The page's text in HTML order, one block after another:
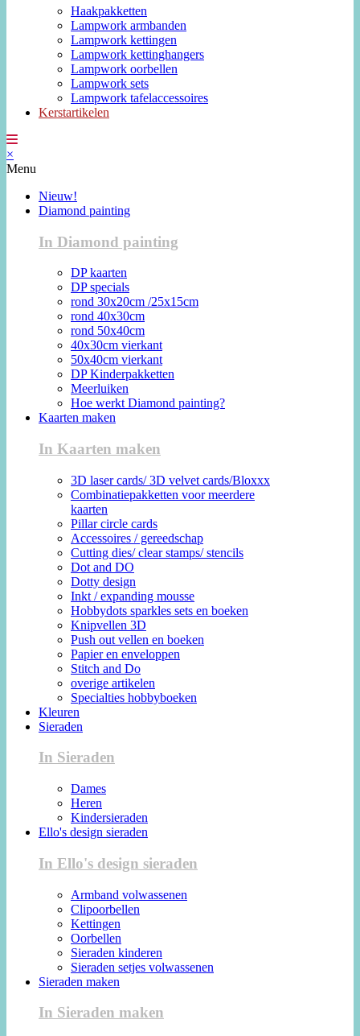
Haakpakketten
Lampwork armbanden
Lampwork kettingen
Lampwork kettinghangers
Lampwork oorbellen
Lampwork sets
Lampwork tafelaccessoires
Kerstartikelen
×
Menu
Nieuw!
Diamond painting
In Diamond painting
DP kaarten
DP specials
rond 30x20cm /25x15cm
rond 40x30cm
rond 50x40cm
40x30cm vierkant
50x40cm vierkant
DP Kinderpakketten
Meerluiken
Hoe werkt Diamond painting?
Kaarten maken
In Kaarten maken
3D laser cards/ 3D velvet cards/Bloxxx
Combinatiepakketten voor meerdere
kaarten
Pillar circle cards
Accessoires / gereedschap
Cutting dies/ clear stamps/ stencils
Dot and DO
Dotty design
Inkt / expanding mousse
Hobbydots sparkles sets en boeken
Knipvellen 3D
Push out vellen en boeken
Papier en enveloppen
Stitch and Do
overige artikelen
Specialties hobbyboeken
Kleuren
Sieraden
In Sieraden
Dames
Heren
Kindersieraden
Ello's design sieraden
In Ello's design sieraden
Armband volwassenen
Clipoorbellen
Kettingen
Oorbellen
Sieraden kinderen
Sieraden setjes volwassenen
Sieraden maken
In Sieraden maken